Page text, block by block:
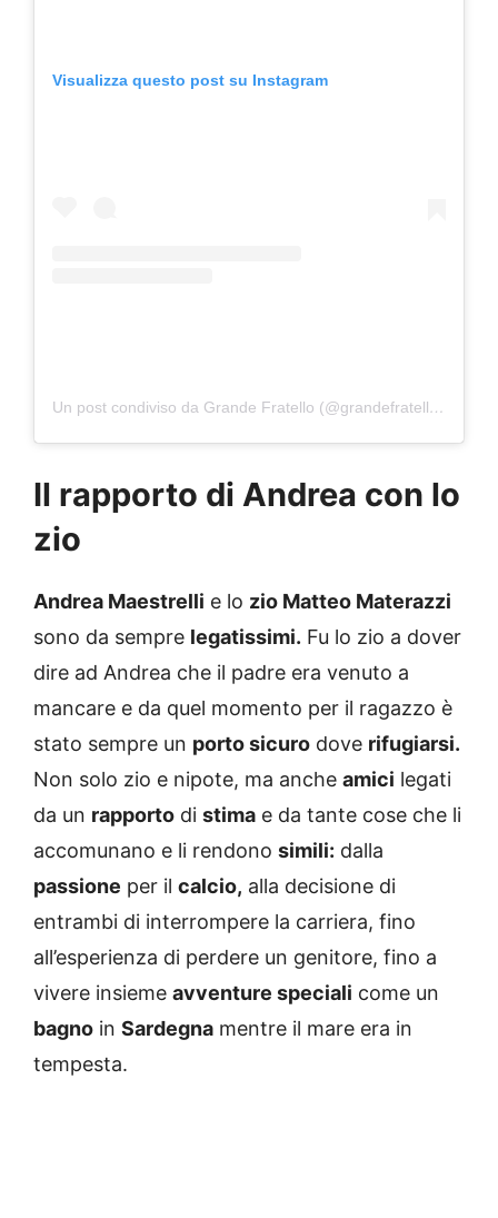
Visualizza questo post su Instagram
Un post condiviso da Grande Fratello (@grandefratellotv)
Il rapporto di Andrea con lo
zio
Andrea Maestrelli e lo zio Matteo Materazzi
sono da sempre legatissimi. Fu lo zio a dover
dire ad Andrea che il padre era venuto a
mancare e da quel momento per il ragazzo è
stato sempre un porto sicuro dove rifugiarsi.
Non solo zio e nipote, ma anche amici legati
da un rapporto di stima e da tante cose che li
accomunano e li rendono simili: dalla
passione per il calcio, alla decisione di
entrambi di interrompere la carriera, fino
all’esperienza di perdere un genitore, fino a
vivere insieme avventure speciali come un
bagno in Sardegna mentre il mare era in
tempesta.